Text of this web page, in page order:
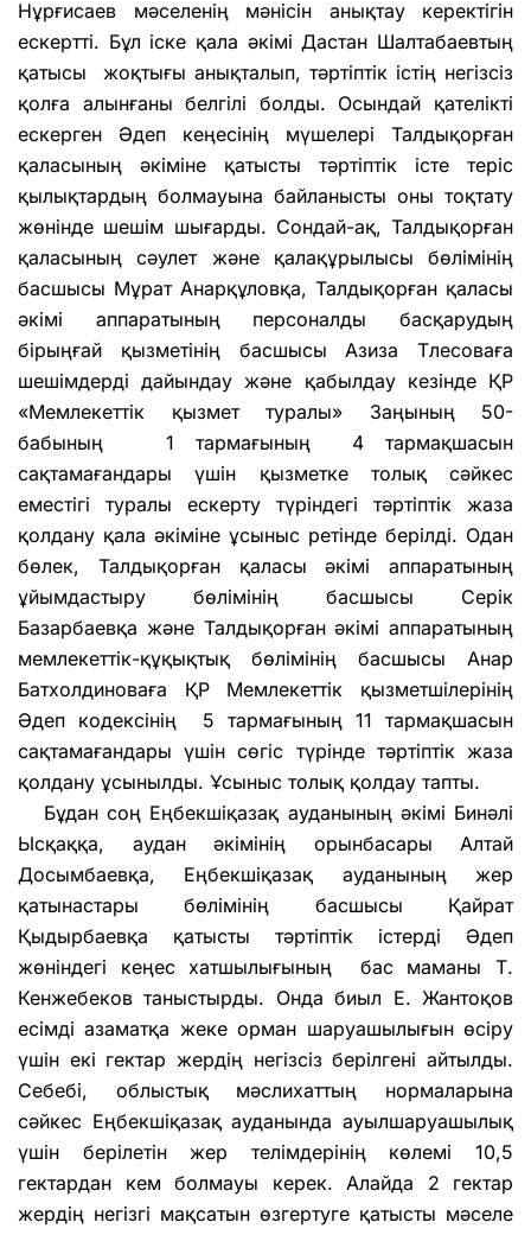
Нұрғисаев мәселенің мәнісін анықтау керектігін
ескертті. Бұл іске қала әкімі Дастан Шалтабаевтың
қатысы жоқтығы анықталып, тәртіптік істің негізсіз
қолға алынғаны белгілі болды. Осындай қателікті
ескерген Әдеп кеңесінің мүшелері Талдықорған
қаласының әкіміне қатысты тәртіптік істе теріс
қылықтардың болмауына байланысты оны тоқтату
жөнінде шешім шығарды. Сондай-ақ, Талдықорған
қаласының сәулет және қалақұрылысы бөлімінің
басшысы Мұрат Анарқұловқа, Талдықорған қаласы
әкімі аппаратының персоналды басқарудың
бірыңғай қызметінің басшысы Азиза Тлесоваға
шешімдерді дайындау және қабылдау кезінде ҚР
«Мемлекеттік қызмет туралы» Заңының 50-
бабының 1 тармағының 4 тармақшасын
сақтамағандары үшін қызметке толық сәйкес
еместігі туралы ескерту түріндегі тәртіптік жаза
қолдану қала әкіміне ұсыныс ретінде берілді. Одан
бөлек, Талдықорған қаласы әкімі аппаратының
ұйымдастыру бөлімінің басшысы Серік
Базарбаевқа және Талдықорған әкімі аппаратының
мемлекеттік-құқықтық бөлімінің басшысы Анар
Батхолдиноваға ҚР Мемлекеттік қызметшілерінің
Әдеп кодексінің 5 тармағының 11 тармақшасын
сақтамағандары үшін сөгіс түрінде тәртіптік жаза
қолдану ұсынылды. Ұсыныс толық қолдау тапты.
Бұдан соң Еңбекшіқазақ ауданының әкімі Бинәлі
Ысқаққа, аудан әкімінің орынбасары Алтай
Досымбаевқа, Еңбекшіқазақ ауданының жер
қатынастары бөлімінің басшысы Қайрат
Қыдырбаевқа қатысты тәртіптік істерді Әдеп
жөніндегі кеңес хатшылығының бас маманы Т.
Кенжебеков таныстырды. Онда биыл Е. Жантоқов
есімді азаматқа жеке орман шаруашылығын өсіру
үшін екі гектар жердің негізсіз берілгені айтылды.
Себебі, облыстық мәслихаттың нормаларына
сәйкес Еңбекшіқазақ ауданында ауылшаруашылық
үшін берілетін жер телімдерінің көлемі 10,5
гектардан кем болмауы керек. Алайда 2 гектар
жердің негізгі мақсатын өзгертуге қатысты мәселе